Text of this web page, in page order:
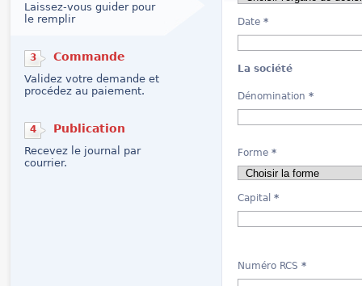
Laissez-vous guider pour
le remplir
3 Commande
Validez votre demande et
procédez au paiement.
4 Publication
Recevez le journal par
courrier.
Date *
La société
Dénomination *
Forme *
Capital *
Numéro RCS *